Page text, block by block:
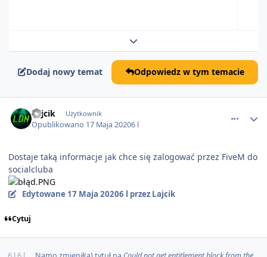
Rozwiń podsumowanie tematu
Dodaj nowy temat Odpowiedz w tym temacie
Lajcik Użytkownik
Opublikowano 17 Maja 20206 l
Dostaje taką informacje jak chce się zalogować przez FiveM do
socialcluba
Edytowane 17 Maja 20206 l przez Lajcik
Cytuj